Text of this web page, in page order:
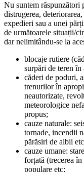
Nu suntem răspunzători
distrugerea,
expedieri sau a unei
de următoarele situații/
dar nelimitându-se la
blocaje rutiere
surpări de teren în
căderi de poduri,
trenurilor în
neautorizate,
meteorologice
propus;
cauze naturale:
tornade, incendii
părăsiri de albii
cauze umane:
forțată (trecerea
populare etc;